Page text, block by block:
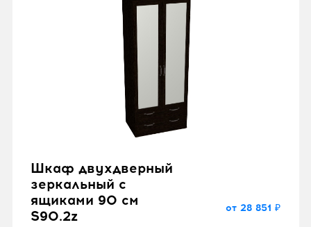
Шкаф двухдверный
зеркальный с
ящиками 90 см
S90.2z
от 28 851 ₽